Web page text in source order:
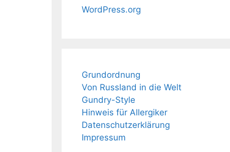
WordPress.org
Grundordnung
Von Russland in die Welt
Gundry-Style
Hinweis für Allergiker
Datenschutzerklärung
Impressum